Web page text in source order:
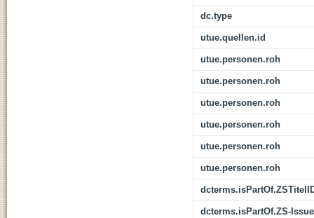
dc.type
utue.quellen.id
utue.personen.roh
utue.personen.roh
utue.personen.roh
utue.personen.roh
utue.personen.roh
utue.personen.roh
dcterms.isPartOf.ZS-Issue